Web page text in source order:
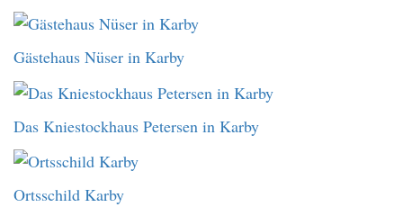
Gästehaus Nüser in Karby
Das Kniestockhaus Petersen in Karby
Ortsschild Karby